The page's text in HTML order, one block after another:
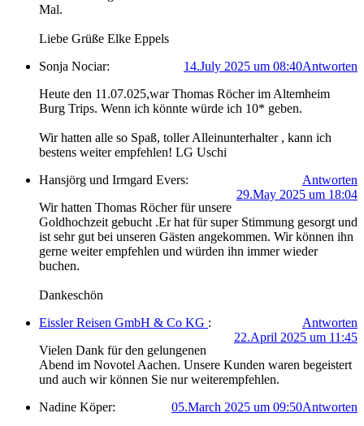
Mal.
Liebe Grüße Elke Eppels
Sonja Nociar:
Antworten
14.July 2025 um 08:40
Heute den 11.07.025,war Thomas Röcher im Altemheim
Burg Trips. Wenn ich könnte würde ich 10* geben.
Wir hatten alle so Spaß, toller Alleinunterhalter , kann ich
bestens weiter empfehlen! LG Uschi
Hansjörg und Irmgard Evers:
Antworten
29.May 2025 um 18:04
Wir hatten Thomas Röcher für unsere
Goldhochzeit gebucht .Er hat für super Stimmung gesorgt und
ist sehr gut bei unseren Gästen angekommen. Wir können ihn
gerne weiter empfehlen und würden ihn immer wieder
buchen.
Dankeschön
Eissler Reisen GmbH & Co KG :
Antworten
22.April 2025 um 11:45
Vielen Dank für den gelungenen
Abend im Novotel Aachen. Unsere Kunden waren begeistert
und auch wir können Sie nur weiterempfehlen.
Nadine Köper:
Antworten
05.March 2025 um 09:50